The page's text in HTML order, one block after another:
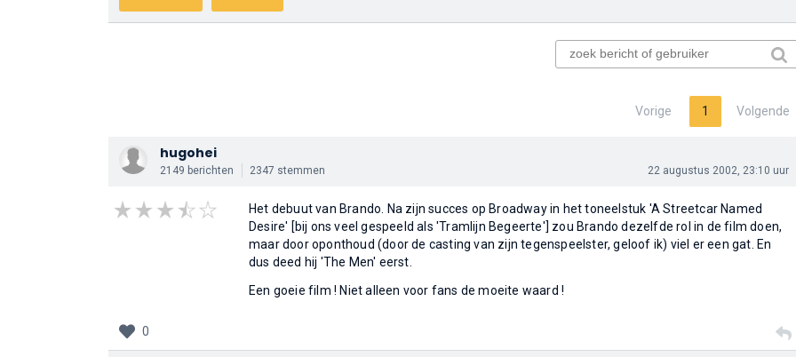
Vorige 1 Volgende
hugohei
2149 berichten 2347 stemmen 22 augustus 2002, 23:10 uur
Het debuut van Brando. Na zijn succes op Broadway in het toneelstuk 'A Streetcar Named
Desire' [bij ons veel gespeeld als 'Tramlijn Begeerte'] zou Brando dezelfde rol in de film doen,
maar door oponthoud (door de casting van zijn tegenspeelster, geloof ik) viel er een gat. En
dus deed hij 'The Men' eerst.
Een goeie film ! Niet alleen voor fans de moeite waard !
0